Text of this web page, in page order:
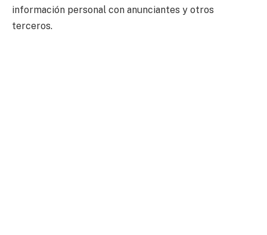
información personal con anunciantes y otros
terceros.